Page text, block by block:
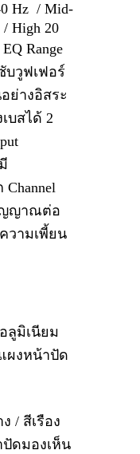
Hz / Mid-
High 20
EQ Range
วูฟเฟอร์
ย่างอิสระ
บสได้ 2
มี
Channel
ญาณต่อ
วามเพี้ยน
ลูมิเนียม
ผงหน้าปัด
/ สีเรือง
ดมองเห็น